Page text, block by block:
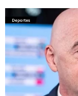
i
t
t
e
r
a
t
s
a
p
p